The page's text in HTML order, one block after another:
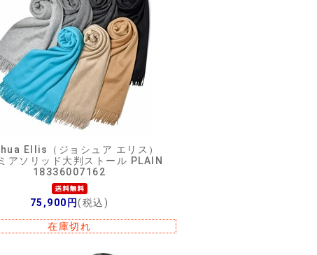
Ellis（ジョシュア エリス）
アソリッド大判ストール PLAIN
18336007162
75,900円(税込)
在庫切れ